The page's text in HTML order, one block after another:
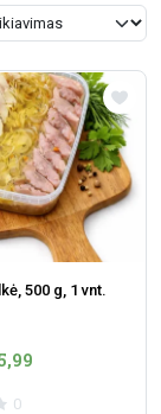
500 g, 1 vnt.
0